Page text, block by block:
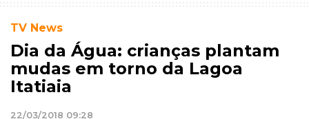
TV News
Dia da Água: crianças plantam
mudas em torno da Lagoa
Itatiaia
22/03/2018 09:28